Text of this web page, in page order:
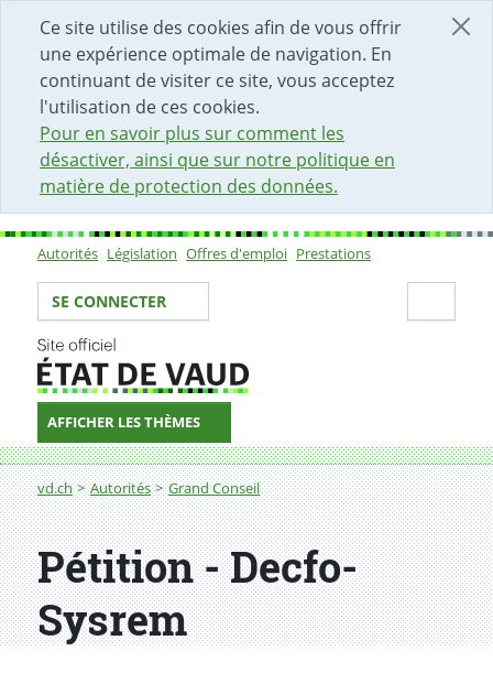
Ce site utilise des cookies afin de vous offrir
une expérience optimale de navigation. En
continuant de visiter ce site, vous acceptez
l'utilisation de ces cookies.
Pour en savoir plus sur comment les
désactiver, ainsi que sur notre politique en
matière de protection des données.
DÉBUT DU CONTENU DE LA PAGE
ACCÈS AU CHAMP DE RECHERCHE
PAGE D'ACCUEIL
FORMULAIRE DE CONTACT
Sous-navigation
Autorités Législation Offres d'emploi Prestations
Votre identité
SE CONNECTER
AFFICHER LES THÈMES
Fil d'Ariane
vd.ch Autorités Grand Conseil
Pétition - Decfo-
Sysrem